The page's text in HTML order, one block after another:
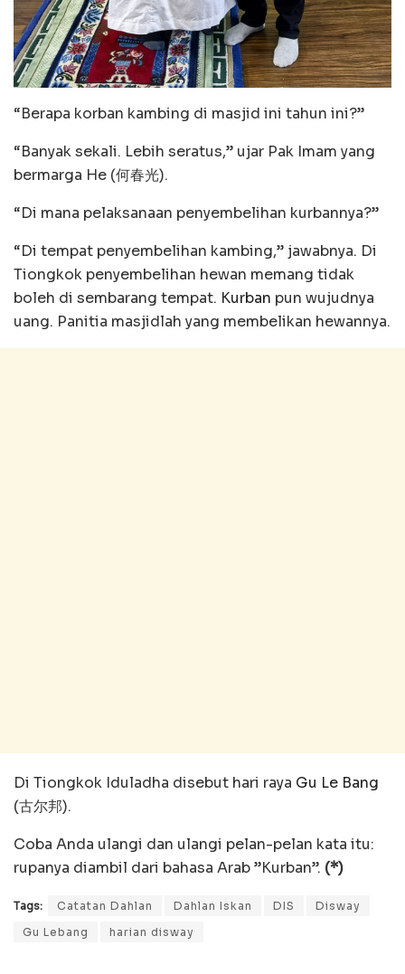
“Berapa korban kambing di masjid ini tahun ini?”
“Banyak sekali. Lebih seratus,” ujar Pak Imam yang
bermarga He (何春光).
“Di mana pelaksanaan penyembelihan kurbannya?”
“Di tempat penyembelihan kambing,” jawabnya. Di
Tiongkok penyembelihan hewan memang tidak
boleh di sembarang tempat. Kurban pun wujudnya
uang. Panitia masjidlah yang membelikan hewannya.
Di Tiongkok Iduladha disebut hari raya Gu Le Bang
(古尔邦).
Coba Anda ulangi dan ulangi pelan-pelan kata itu:
rupanya diambil dari bahasa Arab ”Kurban”. (*)
Tags: Catatan Dahlan Dahlan Iskan DIS
Disway
Gu Lebang
harian disway